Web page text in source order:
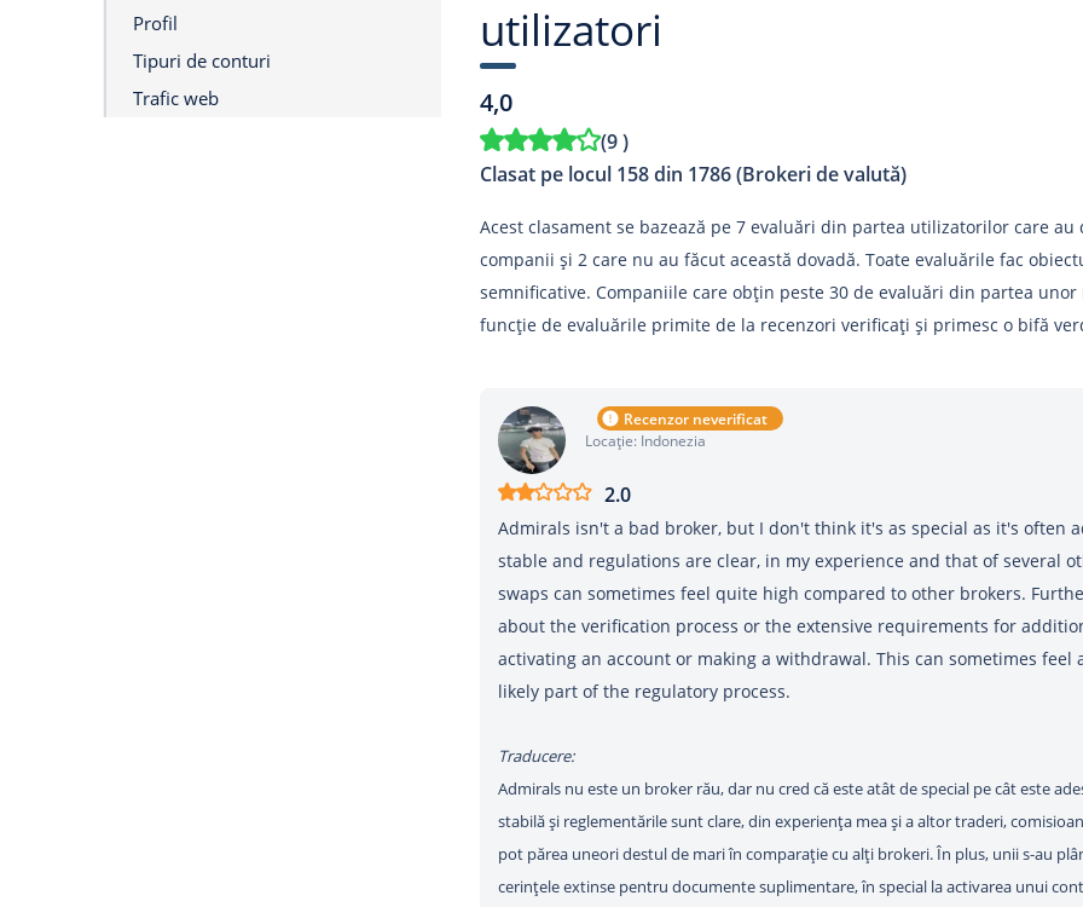
Profil
Tipuri de conturi
Trafic web
utilizatori
4,0
(9)
Clasat pe locul 158 din 1786 (Brokeri de valută)
Acest clasament se bazează pe 7 evaluări din partea utilizatorilor care
companii și 2 care nu au făcut această dovadă. Toate evaluările fac
semnificative. Companiile care obțin peste 30 de evaluări din partea
funcție de evaluările primite de la recenzori verificați și primesc o bifă
Recenzor neverificat
Locație: Indonezia
2.0
Admirals isn't a bad broker, but I don't think it's as special as it's often
stable and regulations are clear, in my experience and that of several
swaps can sometimes feel quite high compared to other brokers.
about the verification process or the extensive requirements for
activating an account or making a withdrawal. This can sometimes feel
likely part of the regulatory process.
Traducere:
Admirals nu este un broker rău, dar nu cred că este atât de special pe cât este
stabilă și reglementările sunt clare, din experiența mea și a altor traderi,
pot părea uneori destul de mari în comparație cu alți brokeri. În plus, unii s-au
cerințele extinse pentru documente suplimentare, în special la activarea unui